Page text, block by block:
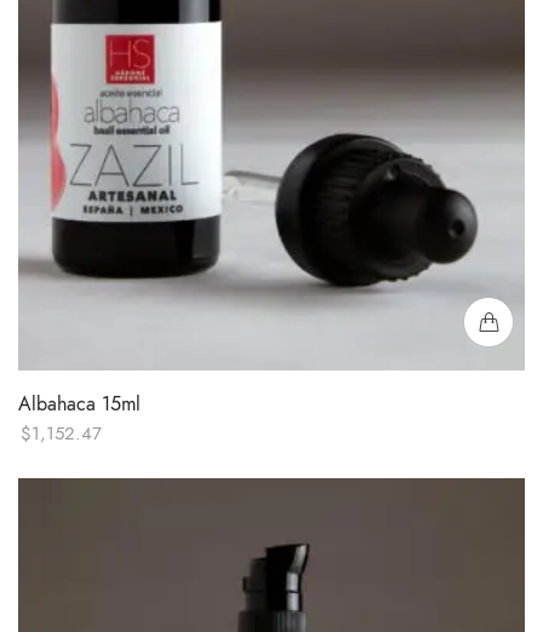
Albahaca 15ml
$1,152.47